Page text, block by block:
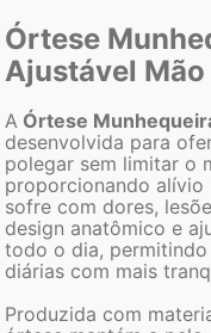
Órtese
Ajustável
A Órtese
desenvolvida para
polegar sem limitar o
proporcionando alívio
sofre com dores,
design anatômico e
todo o dia,
diárias com mais
Produzida com